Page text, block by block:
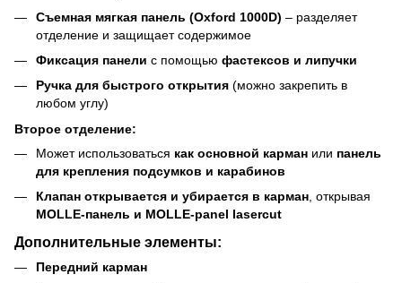
Съемная мягкая панель (Oxford 1000D) – разделяет
отделение и защищает содержимое
Фиксация панели с помощью фастексов и липучки
Ручка для быстрого открытия (можно закрепить в
любом углу)
Второе отделение:
Может использоваться как основной карман или панель
для крепления подсумков и карабинов
Клапан открывается и убирается в карман , открывая
MOLLE-панель и MOLLE-panel lasercut
Дополнительные элементы:
Передний карман